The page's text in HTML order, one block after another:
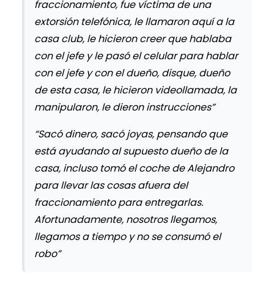
fraccionamiento, fue víctima de una
extorsión telefónica, le llamaron aquí a la
casa club, le hicieron creer que hablaba
con el jefe y le pasó el celular para hablar
con el jefe y con el dueño, disque, dueño
de esta casa, le hicieron videollamada, la
manipularon, le dieron instrucciones”
“Sacó dinero, sacó joyas, pensando que
está ayudando al supuesto dueño de la
casa, incluso tomó el coche de Alejandro
para llevar las cosas afuera del
fraccionamiento para entregarlas.
Afortunadamente, nosotros llegamos,
llegamos a tiempo y no se consumó el
robo”